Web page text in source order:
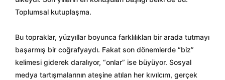
Toplumsal kutuplaşma.
Bu topraklar, yüzyıllar boyunca farklılıkları bir arada tutmayı
başarmış bir coğrafyaydı. Fakat son dönemlerde “biz”
kelimesi giderek daralıyor, “onlar” ise büyüyor. Sosyal
medya tartışmalarının ateşine atılan her kıvılcım, gerçek